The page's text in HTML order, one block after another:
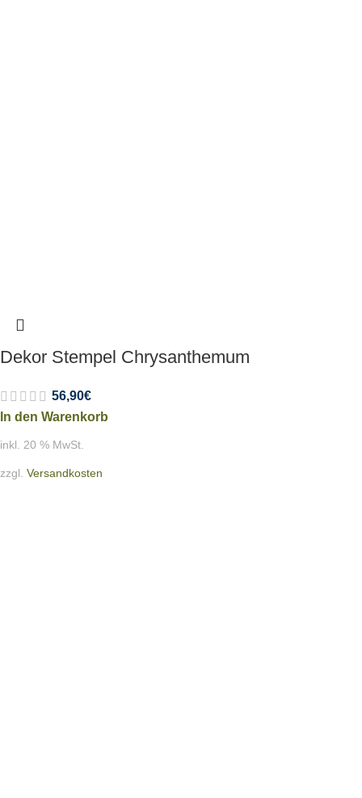
Dekor Stempel Chrysanthemum
56,90€
In den Warenkorb
inkl. 20 % MwSt.
zzgl. Versandkosten